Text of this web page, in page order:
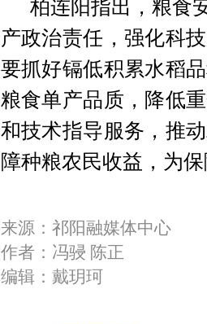
柏连阳指出，粮食
产政治责任，强化科
要抓好镉低积累水稻
粮食单产品质，降低
和技术指导服务，推
障种粮农民收益，为
来源：祁阳融媒体中心
作者：冯骎 陈正
编辑：戴玥珂